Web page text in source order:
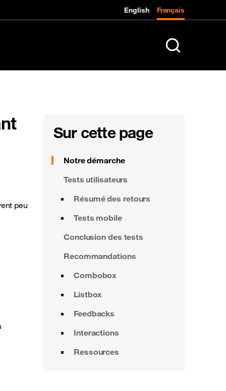
English Français
Rechercher sur
peu
Sur cette page
Notre démarche
Tests utilisateurs
Résumé des retours
Tests mobile
Conclusion des tests
Recommandations
Combobox
Listbox
Feedbacks
Interactions
Ressources